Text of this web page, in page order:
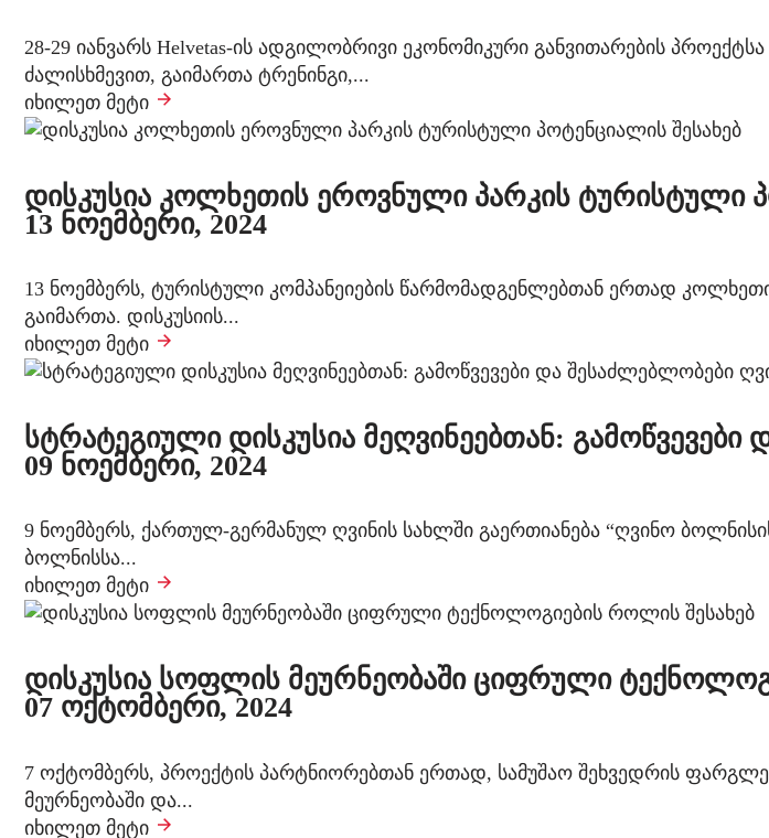
28-29 იანვარს Helvetas-ის ადგილობრივი ეკონომიკური განვითარების
ძალისხმევით, გაიმართა ტრენინგი,...
იხილეთ მეტი
დისკუსია კოლხეთის ეროვნული პარკის ტურისტული
13 ნოემბერი, 2024
13 ნოემბერს, ტურისტული კომპანეიების წარმომადგენლებთან ერთად
გაიმართა. დისკუსიის...
იხილეთ მეტი
სტრატეგიული დისკუსია მეღვინეებთან:
09 ნოემბერი, 2024
9 ნოემბერს, ქართულ-გერმანულ ღვინის სახლში გაერთიანება “ღვინო
ბოლნისსა...
იხილეთ მეტი
დისკუსია სოფლის მეურნეობაში ციფრული
07 ოქტომბერი, 2024
7 ოქტომბერს, პროექტის პარტნიორებთან ერთად, სამუშაო შეხვედრის
მეურნეობაში და...
იხილეთ მეტი